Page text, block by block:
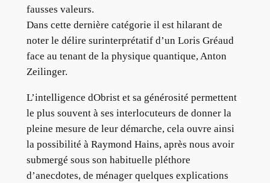
fausses valeurs.
Dans cette dernière catégorie il est hilarant de
noter le délire surinterprétatif d’un Loris Gréaud
face au tenant de la physique quantique, Anton
Zeilinger.
L’intelligence dObrist et sa générosité permettent
le plus souvent à ses interlocuteurs de donner la
pleine mesure de leur démarche, cela ouvre ainsi
la possibilité à Raymond Hains, après nous avoir
submergé sous son habituelle pléthore
d’anecdotes, de ménager quelques explications